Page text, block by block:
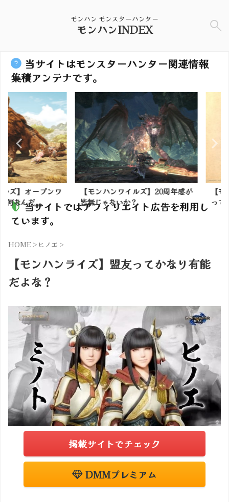
モンハン モンスターハンター
モンハンINDEX
当サイトはモンスターハンター関連情報
集積アンテナです。
ープンワ
だ...
【モンハンワイルズ】20周年感が
皆無じゃないか？
【モンハ
って真夏
当サイトではアフィリエイト広告を利用し
ています。
HOME > ヒノエ >
【モンハンライズ】盟友ってかなり有能
だよな？
掲載サイトでチェック
DMMプレミアム